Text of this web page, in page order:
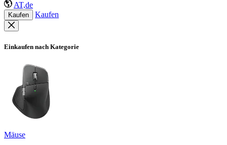
AT,de
Kaufen Kaufen
Einkaufen nach Kategorie
Mäuse